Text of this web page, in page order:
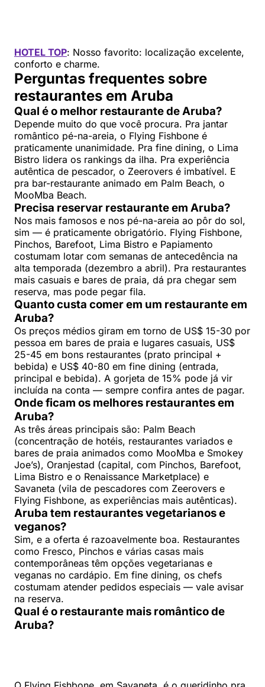
HOTEL TOP: Nosso favorito: localização excelente,
conforto e charme.
Perguntas frequentes sobre
restaurantes em Aruba
Qual é o melhor restaurante de Aruba?
Depende muito do que você procura. Pra jantar
romântico pé-na-areia, o Flying Fishbone é
praticamente unanimidade. Pra fine dining, o Lima
Bistro lidera os rankings da ilha. Pra experiência
autêntica de pescador, o Zeerovers é imbatível. E
pra bar-restaurante animado em Palm Beach, o
MooMba Beach.
Precisa reservar restaurante em Aruba?
Nos mais famosos e nos pé-na-areia ao pôr do sol,
sim — é praticamente obrigatório. Flying Fishbone,
Pinchos, Barefoot, Lima Bistro e Papiamento
costumam lotar com semanas de antecedência na
alta temporada (dezembro a abril). Pra restaurantes
mais casuais e bares de praia, dá pra chegar sem
reserva, mas pode pegar fila.
Quanto custa comer em um restaurante em
Aruba?
Os preços médios giram em torno de US$ 15-30 por
pessoa em bares de praia e lugares casuais, US$
25-45 em bons restaurantes (prato principal +
bebida) e US$ 40-80 em fine dining (entrada,
principal e bebida). A gorjeta de 15% pode já vir
incluída na conta — sempre confira antes de pagar.
Onde ficam os melhores restaurantes em
Aruba?
As três áreas principais são: Palm Beach
(concentração de hotéis, restaurantes variados e
bares de praia animados como MooMba e Smokey
Joe’s), Oranjestad (capital, com Pinchos, Barefoot,
Lima Bistro e o Renaissance Marketplace) e
Savaneta (vila de pescadores com Zeerovers e
Flying Fishbone, as experiências mais autênticas).
Aruba tem restaurantes vegetarianos e
veganos?
Sim, e a oferta é razoavelmente boa. Restaurantes
como Fresco, Pinchos e várias casas mais
contemporâneas têm opções vegetarianas e
veganas no cardápio. Em fine dining, os chefs
costumam atender pedidos especiais — vale avisar
na reserva.
Qual é o restaurante mais romântico de
Aruba?